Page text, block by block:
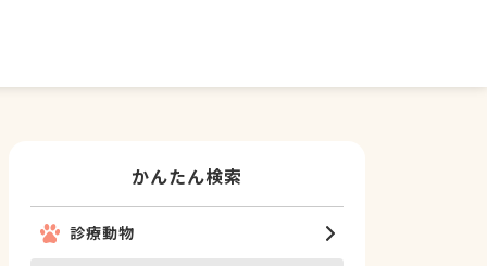
かんたん検索
診療動物